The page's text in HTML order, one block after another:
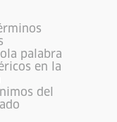
palabra
en la
del